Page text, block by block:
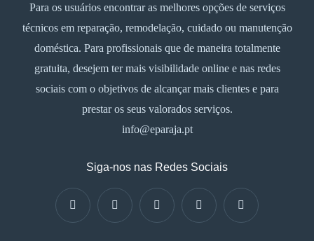
Para os usuários encontrar as melhores opções de serviços
técnicos em reparação, remodelação, cuidado ou manutenção
doméstica. Para profissionais que de maneira totalmente
gratuita, desejem ter mais visibilidade online e nas redes
sociais com o objetivos de alcançar mais clientes e para
prestar os seus valorados serviços.
info@eparaja.pt
Siga-nos nas Redes Sociais